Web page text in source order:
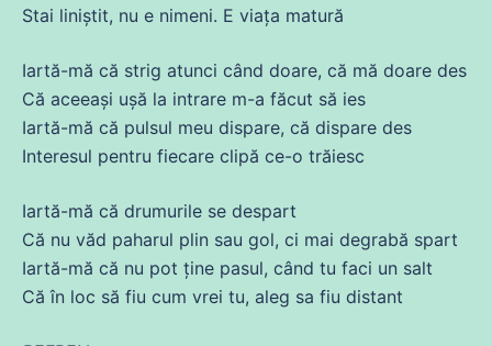
Stai liniștit, nu e nimeni. E viața matură
Iartă-mă că strig atunci când doare, că mă doare des
Că aceeași ușă la intrare m-a făcut să ies
Iartă-mă că pulsul meu dispare, că dispare des
Interesul pentru fiecare clipă ce-o trăiesc
Iartă-mă că drumurile se despart
Că nu văd paharul plin sau gol, ci mai degrabă spart
Iartă-mă că nu pot ține pasul, când tu faci un salt
Că în loc să fiu cum vrei tu, aleg sa fiu distant